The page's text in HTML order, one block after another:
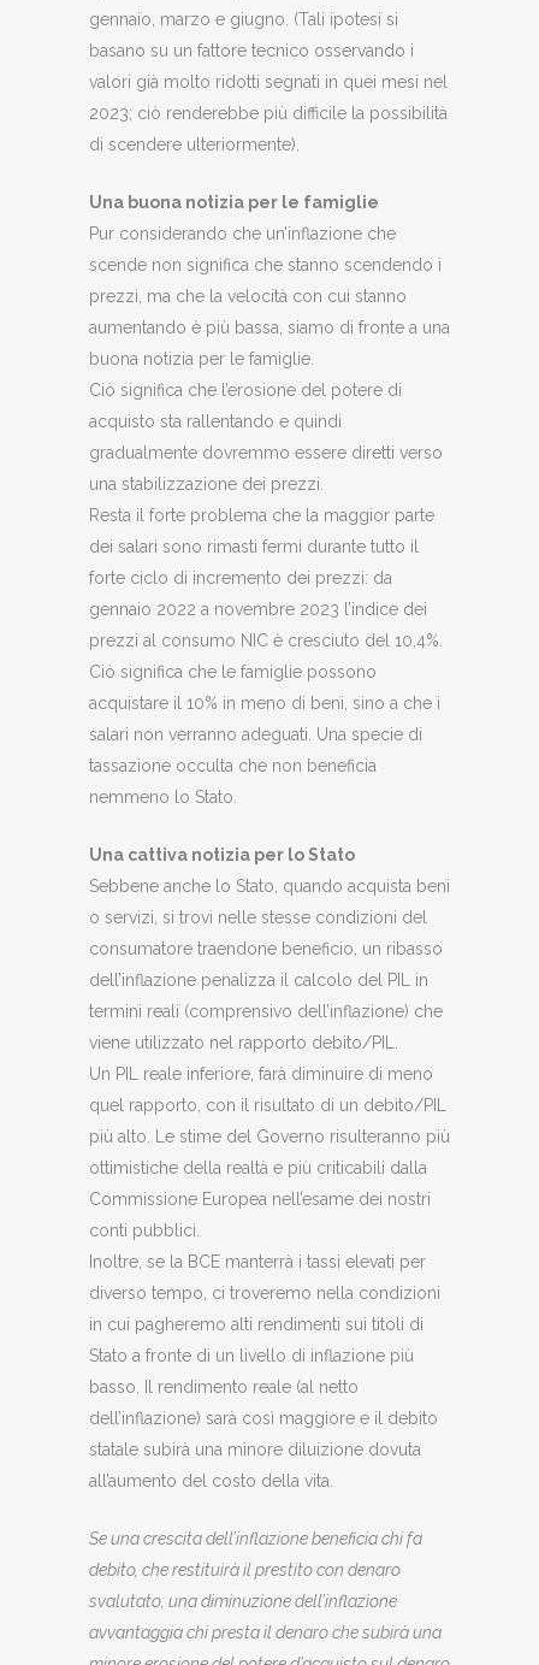
gennaio, marzo e giugno. (Tali ipotesi si
basano su un fattore tecnico osservando i
valori già molto ridotti segnati in quei mesi nel
2023; ciò renderebbe più difficile la possibilità
di scendere ulteriormente).
Una buona notizia per le famiglie
Pur considerando che un’inflazione che
scende non significa che stanno scendendo i
prezzi, ma che la velocità con cui stanno
aumentando è più bassa, siamo di fronte a una
buona notizia per le famiglie.
Ciò significa che l’erosione del potere di
acquisto sta rallentando e quindi
gradualmente dovremmo essere diretti verso
una stabilizzazione dei prezzi.
Resta il forte problema che la maggior parte
dei salari sono rimasti fermi durante tutto il
forte ciclo di incremento dei prezzi: da
gennaio 2022 a novembre 2023 l’indice dei
prezzi al consumo NIC è cresciuto del 10,4%.
Ciò significa che le famiglie possono
acquistare il 10% in meno di beni, sino a che i
salari non verranno adeguati. Una specie di
tassazione occulta che non beneficia
nemmeno lo Stato.
Una cattiva notizia per lo Stato
Sebbene anche lo Stato, quando acquista beni
o servizi, si trovi nelle stesse condizioni del
consumatore traendone beneficio, un ribasso
dell’inflazione penalizza il calcolo del PIL in
termini reali (comprensivo dell’inflazione) che
viene utilizzato nel rapporto debito/PIL.
Un PIL reale inferiore, farà diminuire di meno
quel rapporto, con il risultato di un debito/PIL
più alto. Le stime del Governo risulteranno più
ottimistiche della realtà e più criticabili dalla
Commissione Europea nell’esame dei nostri
conti pubblici.
Inoltre, se la BCE manterrà i tassi elevati per
diverso tempo, ci troveremo nella condizioni
in cui pagheremo alti rendimenti sui titoli di
Stato a fronte di un livello di inflazione più
basso. Il rendimento reale (al netto
dell’inflazione) sarà così maggiore e il debito
statale subirà una minore diluizione dovuta
all’aumento del costo della vita.
Se una crescita dell’inflazione beneficia chi fa
debito, che restituirà il prestito con denaro
svalutato; una diminuzione dell’inflazione
avvantaggia chi presta il denaro che subirà una